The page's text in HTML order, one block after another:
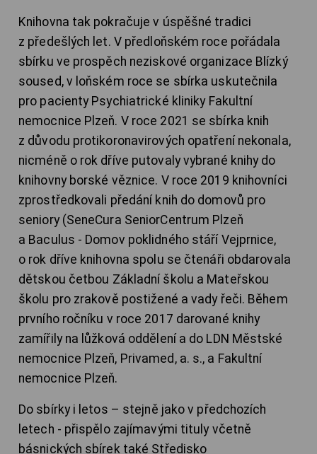
Knihovna tak pokračuje v úspěšné tradici
z předešlých let. V předloňském roce pořádala
sbírku ve prospěch neziskové organizace Blízký
soused, v loňském roce se sbírka uskutečnila
pro pacienty Psychiatrické kliniky Fakultní
nemocnice Plzeň. V roce 2021 se sbírka knih
z důvodu protikoronavirových opatření nekonala,
nicméně o rok dříve putovaly vybrané knihy do
knihovny borské věznice. V roce 2019 knihovníci
zprostředkovali předání knih do domovů pro
seniory (SeneCura SeniorCentrum Plzeň
a Baculus - Domov poklidného stáří Vejprnice,
o rok dříve knihovna spolu se čtenáři obdarovala
dětskou četbou Základní školu a Mateřskou
školu pro zrakově postižené a vady řeči. Během
prvního ročníku v roce 2017 darované knihy
zamířily na lůžková oddělení a do LDN Městské
nemocnice Plzeň, Privamed, a. s., a Fakultní
nemocnice Plzeň.
Do sbírky i letos – stejně jako v předchozích
letech - přispělo zajímavými tituly včetně
básnických sbírek také Středisko